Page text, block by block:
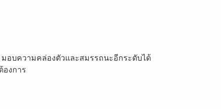
อบความคล่องตัวและสมรรถนะอีกระดับได้
งการ